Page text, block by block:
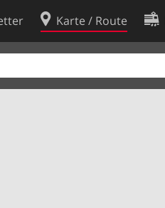
Karte / Route